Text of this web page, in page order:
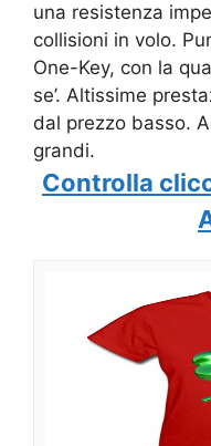
una resistenza
collisioni in volo.
One-Key, con la
se’. Altissime
dal prezzo basso.
grandi.
Controlla